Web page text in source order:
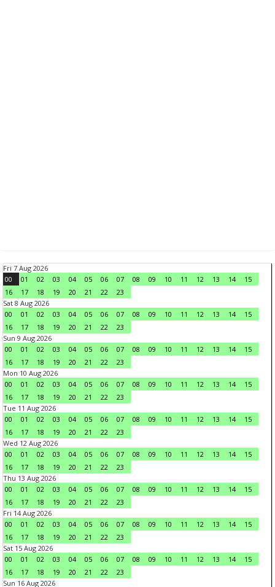
Fri 7 Aug 2026
00
01 02 03 04 05 06 07 08 09 10 11 12 13 14
15
16
17 18 19 20 21 22
23
Sat 8 Aug 2026
00
01 02 03 04 05 06 07 08 09 10 11 12 13 14
15
16
17 18 19 20 21 22
23
Sun 9 Aug 2026
00
01 02 03 04 05 06 07 08 09 10 11 12 13 14
15
16
17 18 19 20 21 22
23
Mon 10 Aug 2026
00
01 02 03 04 05 06 07 08 09 10 11 12 13 14
15
16
17 18 19 20 21 22
23
Tue 11 Aug 2026
00
01 02 03 04 05 06 07 08 09 10 11 12 13 14
15
16
17 18 19 20 21 22
23
Wed 12 Aug 2026
00
01 02 03 04 05 06 07 08 09 10 11 12 13 14
15
16
17 18 19 20 21 22
23
Thu 13 Aug 2026
00
01 02 03 04 05 06 07 08 09 10 11 12 13 14
15
16
17 18 19 20 21 22
23
Fri 14 Aug 2026
00
01 02 03 04 05 06 07 08 09 10 11 12 13 14
15
16
17 18 19 20 21 22
23
Sat 15 Aug 2026
00
01 02 03 04 05 06 07 08 09 10 11 12 13 14
15
16
17 18 19 20 21 22
23
Sun 16 Aug 2026